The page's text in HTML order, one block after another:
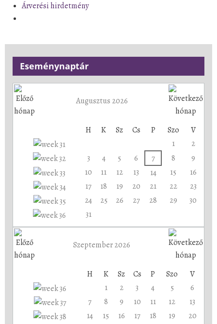
Árverési hirdetmény
Eseménynaptár
Augusztus 2026
H K Sz Cs P Szo
V
1
2
3
4 5 6 7 8
9
10
11 12 13 14 15
16
17
18 19 20 21 22
23
24
25 26 27 28 29
30
31
Szeptember 2026
H K Sz Cs P Szo
V
1
2 3 4 5
6
7
8 9 10 11 12
13
14
15 16 17 18 19
20